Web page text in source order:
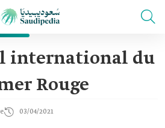
international du
Rouge
03/04/2021